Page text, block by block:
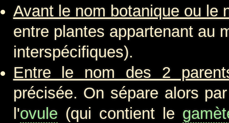
Avant le nom botanique ou le
entre plantes appartenant au
interspécifiques).
Entre le nom des 2
précisée. On sépare alors
l'ovule (qui contient le